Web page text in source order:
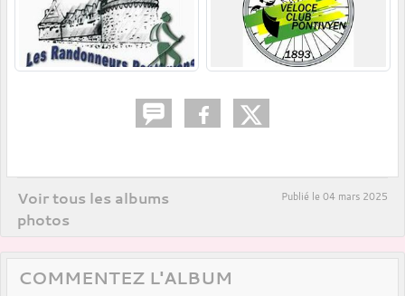
Voir tous les albums
photos
Publié le 04 mars 2025
COMMENTEZ L'ALBUM